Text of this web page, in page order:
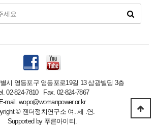
시 영등포구 영등포로19길 13 삼광빌딩 3층
02-824-7810 Fax. 02-824-7867
E-mail. wopo@womanpower.or.kr
©젠더정치연구소 여. 세 .연.
Supported by 푸른아이티.